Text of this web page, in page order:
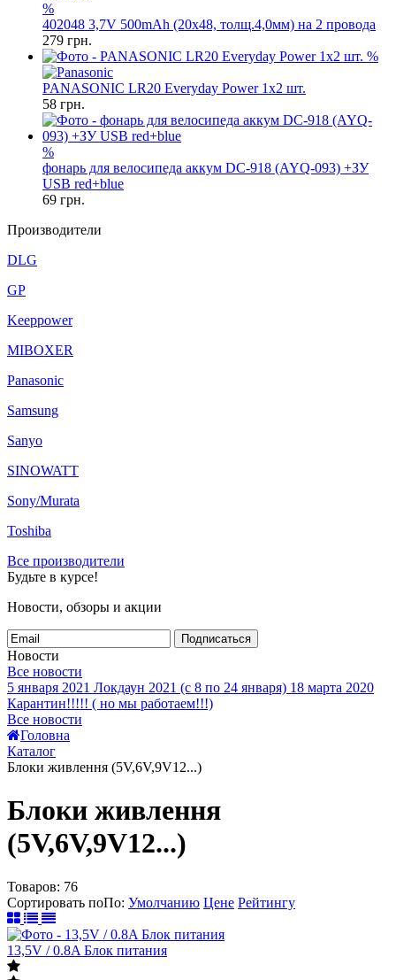
%
402048 3,7V 500mAh (20x48, толщ.4,0мм) на 2 провода
279 грн.
%
PANASONIC LR20 Everyday Power 1x2 шт.
58 грн.
%
фонарь для велосипеда аккум DC-918 (AYQ-093) +ЗУ
USB red+blue
69 грн.
Производители
DLG
GP
Keeppower
MIBOXER
Panasonic
Samsung
Sanyo
SINOWATT
Sony/Murata
Toshiba
Все производители
Будьте в курсе!
Новости, обзоры и акции
Подписаться
Новости
Все новости
5 января 2021 Локдаун 2021 (с 8 по 24 января) 18 марта 2020
Карантин!!!!! ( но мы работаем!!!)
Все новости
Головна
Каталог
Блоки живлення (5V,6V,9V12...)
Блоки живлення
(5V,6V,9V12...)
Товаров: 76
Сортировать поПо: Умолчанию Цене Рейтингу
13,5V / 0.8A Блок питания